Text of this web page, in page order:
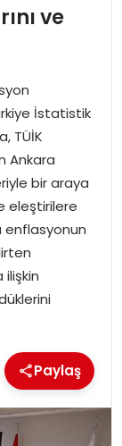
ve
İstatistik
TÜİK
Ankara
bir araya
eleştirilere
enflasyonun
Paylaş